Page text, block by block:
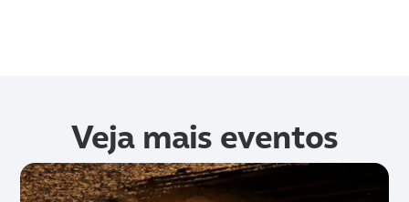
Veja mais eventos